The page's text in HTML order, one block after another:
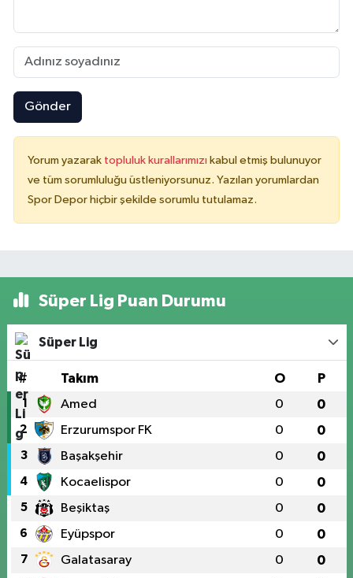
Gönder
Yorum yazarak topluluk kurallarımızı kabul etmiş bulunuyor
ve tüm sorumluluğu üstleniyorsunuz. Yazılan yorumlardan
Spor Depor hiçbir şekilde sorumlu tutulamaz.
Süper Lig Puan Durumu
Süper Lig
# Takım O P
1 Amed 0 0
2 Erzurumspor FK 0 0
3 Başakşehir 0 0
4 Kocaelispor 0 0
5 Beşiktaş 0 0
6 Eyüpspor 0 0
7 Galatasaray 0 0